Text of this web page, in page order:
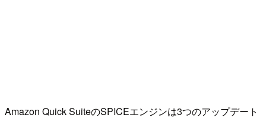
Amazon Quick SuiteのSPICEエンジンは3つのアップデート